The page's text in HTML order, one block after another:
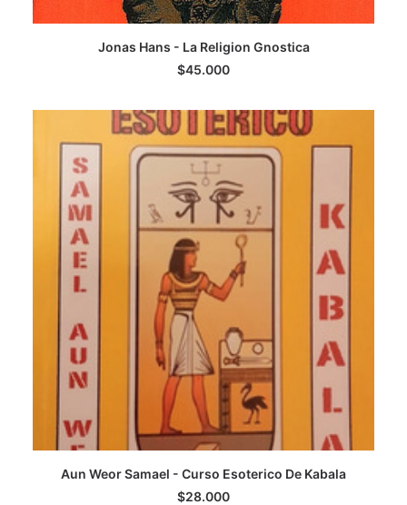
LEER MÁS
Jonas Hans - La Religion Gnostica
$45.000
AGREGAR AL CARRITO
Aun Weor Samael - Curso Esoterico De Kabala
$28.000